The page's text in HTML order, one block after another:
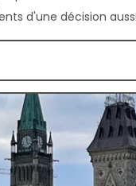
d'une décision